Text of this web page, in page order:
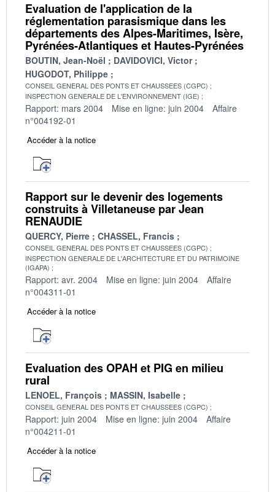
Evaluation de l'application de la
réglementation parasismique dans les
départements des Alpes-Maritimes, Isère,
Pyrénées-Atlantiques et Hautes-Pyrénées
BOUTIN, Jean-Noël
DAVIDOVICI, Victor
HUGODOT, Philippe
CONSEIL GENERAL DES PONTS ET CHAUSSEES (CGPC)
INSPECTION GENERALE DE L'ENVIRONNEMENT (IGE)
Rapport: mars 2004 Mise en ligne: juin 2004
Affaire
n°004192-01
Accéder à la notice
Rapport sur le devenir des logements
construits à Villetaneuse par Jean
RENAUDIE
QUERCY, Pierre CHASSEL, Francis
CONSEIL GENERAL DES PONTS ET CHAUSSEES (CGPC)
INSPECTION GENERALE DE L'ARCHITECTURE ET DU PATRIMOINE
(IGAPA)
Rapport: avr. 2004 Mise en ligne: juin 2004
Affaire
n°004311-01
Accéder à la notice
Evaluation des OPAH et PIG en milieu
rural
LENOEL, François MASSIN, Isabelle
CONSEIL GENERAL DES PONTS ET CHAUSSEES (CGPC)
Rapport: juin 2004 Mise en ligne: juin 2004
Affaire
n°004211-01
Accéder à la notice